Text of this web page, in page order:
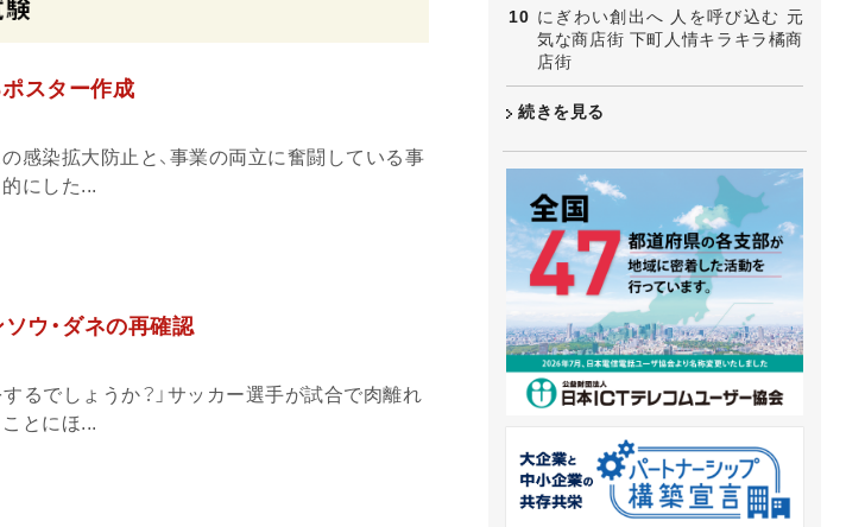
スター作成
感染拡大防止と、事業の両立に奮闘している事
にした...
ウ・ダネの再確認
るでしょうか？」サッカー選手が試合で肉離れ
とにほ...
にぎわい創出へ 人を呼び込む 元
気な商店街 下町人情キラキラ橘商
店街
続きを見る